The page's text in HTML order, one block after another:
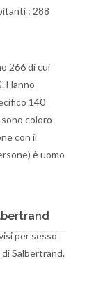
: 288
266 di cui
Hanno
140
sono coloro
con il
è uomo
per sesso
Salbertrand.